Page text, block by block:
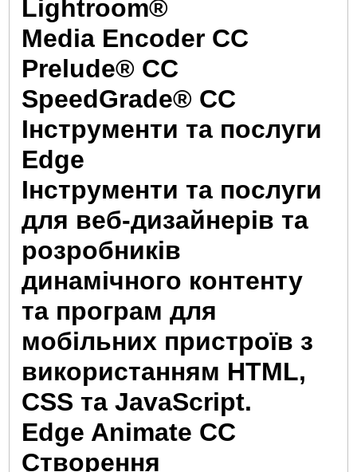
Lightroom®
Media Encoder CC
Prelude® CC
SpeedGrade® CC
Інструменти та послуги
Edge
Інструменти та послуги
для веб-дизайнерів та
розробників
динамічного контенту
та програм для
мобільних пристроїв з
використанням HTML,
CSS та JavaScript.
Edge Animate CC
Створення